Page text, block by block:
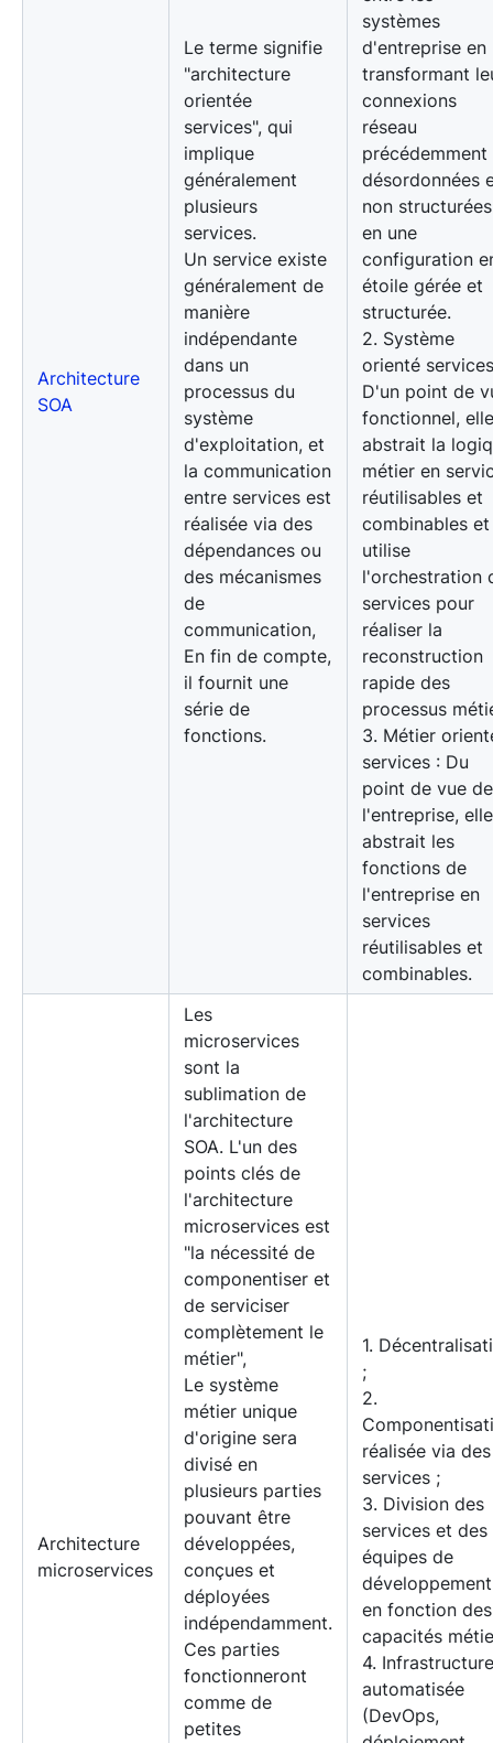
Architecture
SOA
Le terme signifie
"architecture
orientée
services", qui
implique
généralement
plusieurs
services.
Un service existe
généralement de
manière
indépendante
dans un
processus du
système
d'exploitation, et
la communication
entre services est
réalisée via des
dépendances ou
des mécanismes
de
communication,
En fin de compte,
il fournit une
série de
fonctions.
systèmes
d'entreprise en
transformant
connexions
réseau
précédemment
désordonnées
non structurées
en une
configuration
étoile gérée et
structurée.
2. Système
orienté
D'un point de
fonctionnel, elle
abstrait la
métier en
réutilisables et
combinables et
utilise
l'orchestration
services pour
réaliser la
reconstruction
rapide des
processus
3. Métier
services : Du
point de vue de
l'entreprise, elle
abstrait les
fonctions de
l'entreprise en
services
réutilisables et
combinables.
Architecture
microservices
Les
microservices
sont la
sublimation de
l'architecture
SOA. L'un des
points clés de
l'architecture
microservices est
"la nécessité de
componentiser et
de serviciser
complètement le
métier",
Le système
métier unique
d'origine sera
divisé en
plusieurs parties
pouvant être
développées,
conçues et
déployées
indépendamment.
Ces parties
fonctionneront
comme de
petites
1.
;
2.
réalisée via des
services ;
3. Division des
services et des
équipes de
développement
en fonction des
capacités
4. Infrastructure
automatisée
(DevOps,